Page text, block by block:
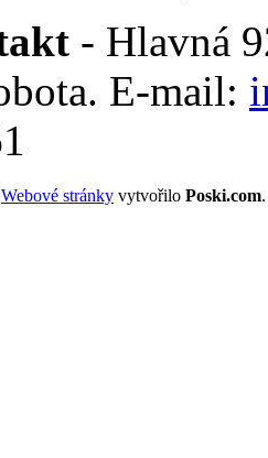
- Hlavná
E-mail:
Webové stránky vytvořilo Poski.com